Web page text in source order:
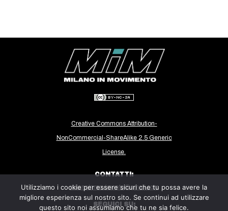
Creative Commons Attribution-
NonCommercial-ShareAlike 2.5 Generic
License.
CONTATTI:
milanoinmovimento@gmail.com
SEGUICI SU:
Utilizziamo i cookie per essere sicuri che tu possa avere la
migliore esperienza sul nostro sito. Se continui ad utilizzare
questo sito noi assumiamo che tu ne sia felice.